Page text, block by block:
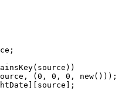
(0, 0, 0, new()));